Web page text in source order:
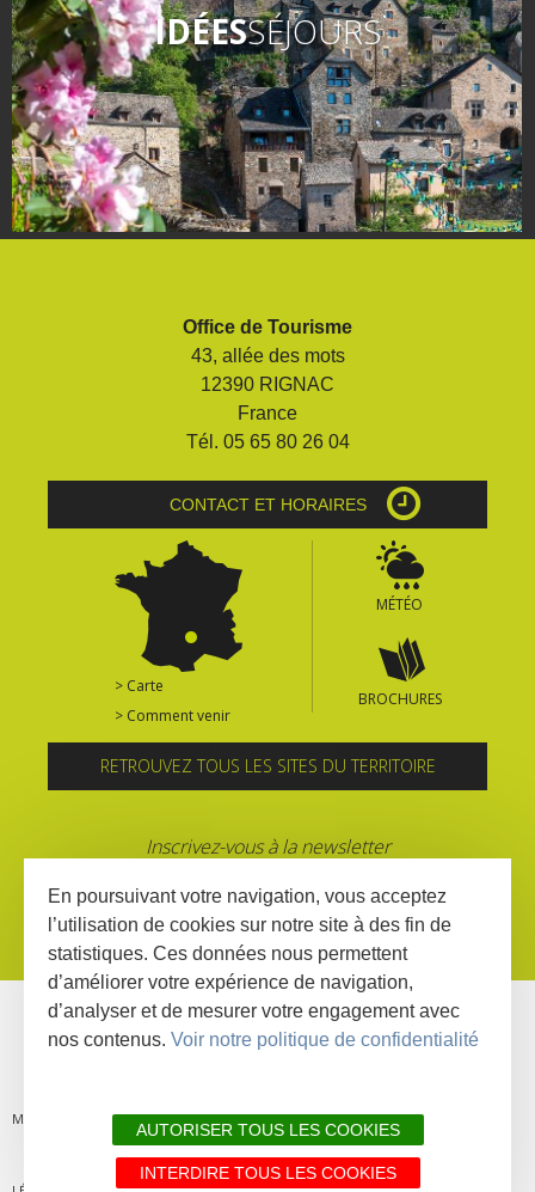
IDÉESSÉJOURS
Office de Tourisme
43, allée des mots
12390 RIGNAC
France
Tél. 05 65 80 26 04
CONTACT ET HORAIRES
> Carte
> Comment venir
MÉTÉO
BROCHURES
RETROUVEZ TOUS LES SITES DU TERRITOIRE
Inscrivez-vous à la newsletter
MENTIONS PLAN DU LIENS DÉCLARATION
En poursuivant votre navigation, vous acceptez
l’utilisation de cookies sur notre site à des fin de
statistiques. Ces données nous permettent
d’améliorer votre expérience de navigation,
d’analyser et de mesurer votre engagement avec
nos contenus. Voir notre politique de confidentialité
AUTORISER TOUS LES COOKIES
INTERDIRE TOUS LES COOKIES